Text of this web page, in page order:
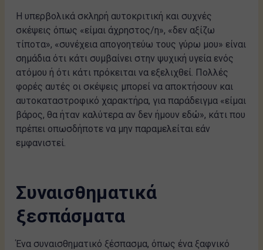
Η υπερβολικά σκληρή αυτοκριτική και συχνές
σκέψεις όπως «είμαι άχρηστος/η», «δεν αξίζω
τίποτα», «συνέχεια απογοητεύω τους γύρω μου» είναι
σημάδια ότι κάτι συμβαίνει στην ψυχική υγεία ενός
ατόμου ή ότι κάτι πρόκειται να εξελιχθεί. Πολλές
φορές αυτές οι σκέψεις μπορεί να αποκτήσουν και
αυτοκαταστροφικό χαρακτήρα, για παράδειγμα «είμαι
βάρος, θα ήταν καλύτερα αν δεν ήμουν εδώ», κάτι που
πρέπει οπωσδήποτε να μην παραμελείται εάν
εμφανιστεί.
Συναισθηματικά
ξεσπάσματα
Ένα συναισθηματικό ξέσπασμα, όπως ένα ξαφνικό